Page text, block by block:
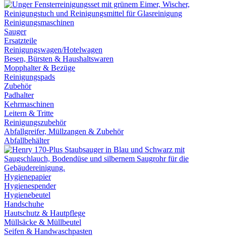
Reinigungsmaschinen
Sauger
Ersatzteile
Reinigungswagen/Hotelwagen
Besen, Bürsten & Haushaltswaren
Mopphalter & Bezüge
Reinigungspads
Zubehör
Padhalter
Kehrmaschinen
Leitern & Tritte
Reinigungszubehör
Abfallgreifer, Müllzangen & Zubehör
Abfallbehälter
Hygienepapier
Hygienespender
Hygienebeutel
Handschuhe
Hautschutz & Hautpflege
Müllsäcke & Müllbeutel
Seifen & Handwaschpasten